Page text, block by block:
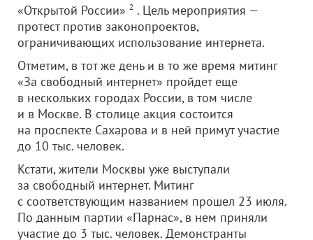
«Открытой России» 2 . Цель мероприятия —
протест против законопроектов,
ограничивающих использование интернета.
Отметим, в тот же день и в то же время митинг
«За свободный интернет» пройдет еще
в нескольких городах России, в том числе
и в Москве. В столице акция состоится
на проспекте Сахарова и в ней примут участие
до 10 тыс. человек.
Кстати, жители Москвы уже выступали
за свободный интернет. Митинг
с соответствующим названием прошел 23 июля.
По данным партии «Парнас», в нем приняли
участие до 3 тыс. человек. Демонстранты